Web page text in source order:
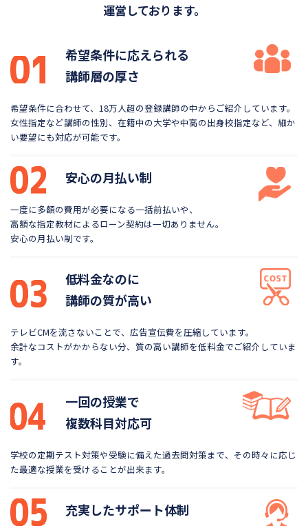
運営しております。
希望条件に応えられる
講師層の厚さ
希望条件に合わせて、18万人超の登録講師の中から ご紹介しています。
女性指定など講師の性別、在籍中の大学や中高の出身校指定など、細か
い要望にも対応が可能です。
安心の月払い制
一度に多額の費用が必要になる一括前払いや、
高額な指定教材によるローン契約は一切ありません。
安心の月払い制です。
低料金なのに
講師の質が高い
テレビCMを流さないことで、広告宣伝費を圧縮しています。
余計なコストがかからない分、質の高い講師を低料金でご紹介していま
す。
一回の授業で
複数科目対応可
学校の定期テスト対策や受験に備えた過去問対策まで、 その時々に応じ
た最適な授業を受けることが出来ます。
充実したサポート体制